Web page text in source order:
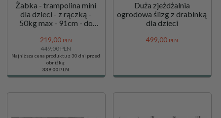
Żabka - trampolina mini
dla dzieci - z rączką -
50kg max - 91cm - do
219,00 PLN
449,00 PLN
Najniższa cena produktu z 30 dni przed
obniżką:
339.00 PLN
Duża zjeżdżalnia
ogrodowa ślizg z drabinką
dla dzieci
499,00 PLN